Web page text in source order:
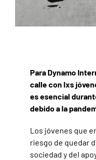
Para Dynamo
calle con lxs
es esencial
debido a la
Los jóvenes que
riesgo de quedar
sociedad y del